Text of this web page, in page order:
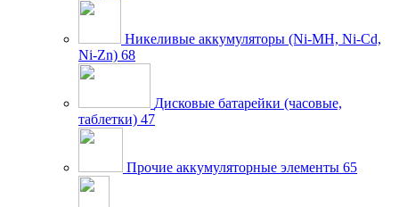
Никеливые аккумуляторы (Ni-MH, Ni-Cd,
Ni-Zn) 68
Дисковые батарейки (часовые,
таблетки) 47
Прочие аккумуляторные элементы 65